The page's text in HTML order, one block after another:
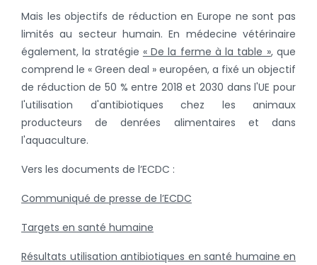
Mais les objectifs de réduction en Europe ne sont pas
limités au secteur humain. En médecine vétérinaire
également, la stratégie « De la ferme à la table », que
comprend le « Green deal » européen, a fixé un objectif
de réduction de 50 % entre 2018 et 2030 dans l'UE pour
l'utilisation d'antibiotiques chez les animaux
producteurs de denrées alimentaires et dans
l'aquaculture.
Vers les documents de l’ECDC :
Communiqué de presse de l’ECDC
Targets en santé humaine
Résultats utilisation antibiotiques en santé humaine en